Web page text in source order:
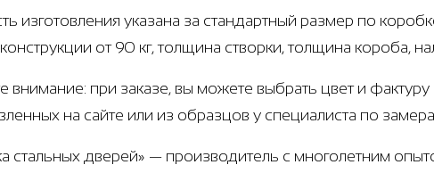
изготовления указана за стандартный размер по
от 90 кг, толщина створки, толщина короба,
внимание: при заказе, вы можете выбрать цвет и
на сайте или из образцов у специалиста по
стальных дверей» — производитель с многолетним